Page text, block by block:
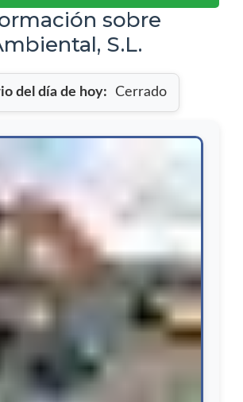
sobre
S.L.
del día de hoy: Cerrado